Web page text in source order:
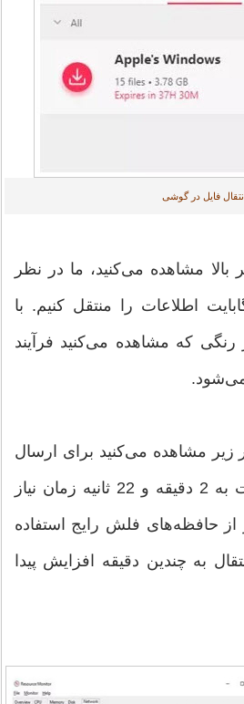
فایل در گوشی
بالا مشاهده می‌کنید، ما در نظر
نزدیک به 4 گیگابایت اطلاعات را منتقل کنیم. با
که مشاهده می‌کنید فرآیند
می‌شود.
زیر مشاهده می‌کنید برای ارسال
4.27 گیگابایت اطلاعات به 2 دقیقه و 22 ثانیه زمان نیاز
حافظه‌های فلش رایج استفاده
به چندین دقیقه افزایش پیدا